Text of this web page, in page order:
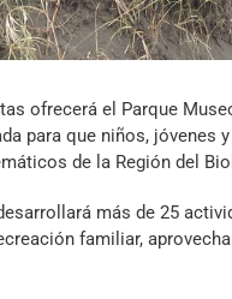
ofrecerá el Parque
para que niños,
de la Región del
más de 25
familiar,